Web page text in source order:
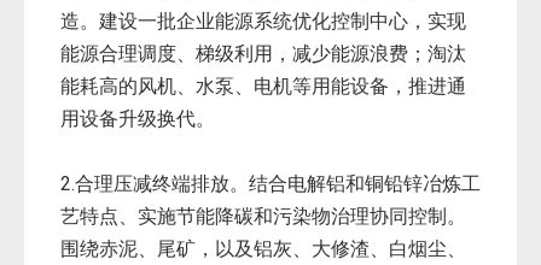
造。建设一批企业能源系统优化控制中心，实现
能源合理调度、梯级利用，减少能源浪费；淘汰
能耗高的风机、水泵、电机等用能设备，推进通
用设备升级换代。
2.合理压减终端排放。结合电解铝和铜铅锌冶炼工
艺特点、实施节能降碳和污染物治理协同控制。
围绕赤泥、尾矿，以及铝灰、大修渣、白烟尘、